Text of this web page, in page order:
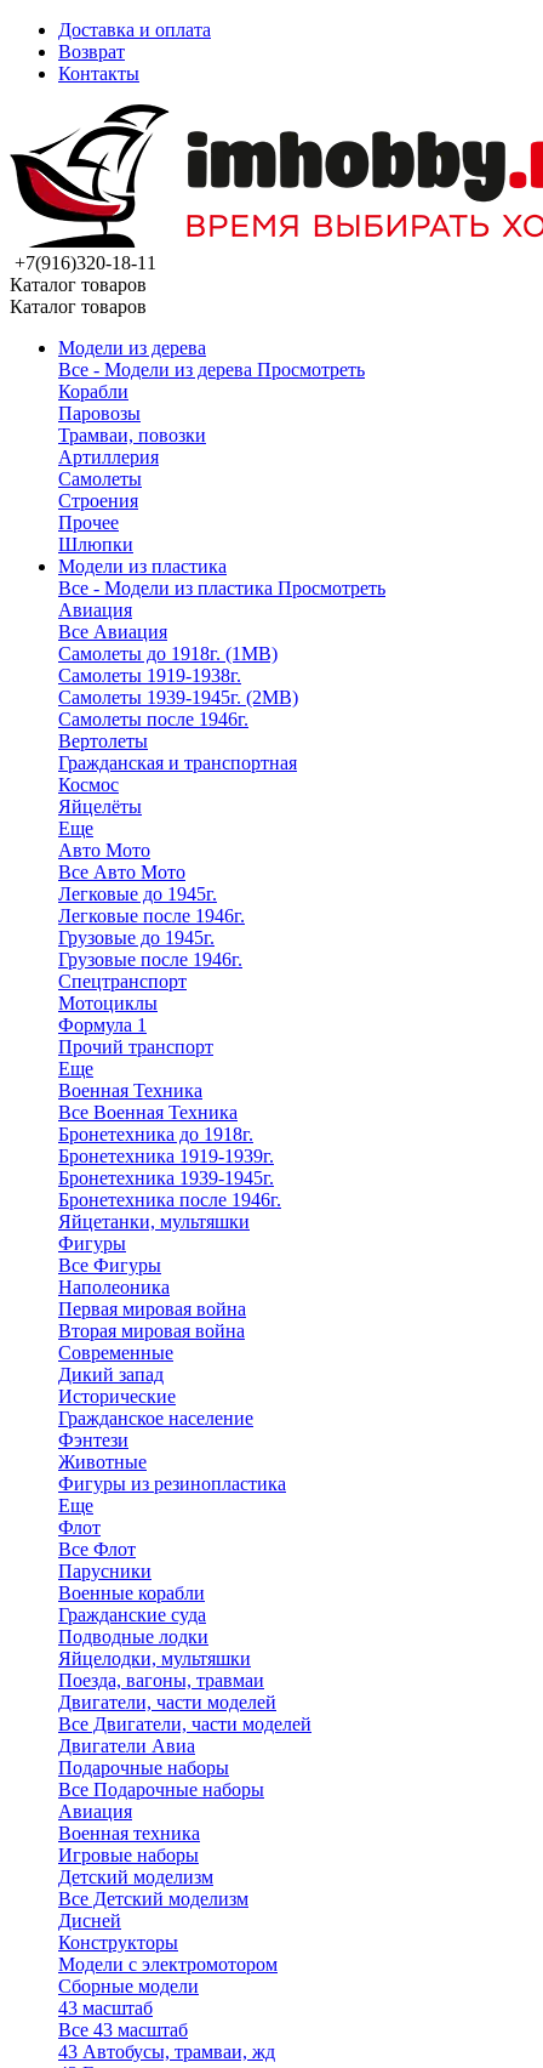
Доставка и оплата
Возврат
Контакты
+7(916)320-18-11
Каталог товаров
Каталог товаров
Модели из дерева
Все - Модели из дерева Просмотреть
Корабли
Паровозы
Трамваи, повозки
Артиллерия
Самолеты
Строения
Прочее
Шлюпки
Модели из пластика
Все - Модели из пластика Просмотреть
Авиация
Все Авиация
Самолеты до 1918г. (1МВ)
Самолеты 1919-1938г.
Самолеты 1939-1945г. (2МВ)
Самолеты после 1946г.
Вертолеты
Гражданская и транспортная
Космос
Яйцелёты
Еще
Авто Мото
Все Авто Мото
Легковые до 1945г.
Легковые после 1946г.
Грузовые до 1945г.
Грузовые после 1946г.
Спецтранспорт
Мотоциклы
Формула 1
Прочий транспорт
Еще
Военная Техника
Все Военная Техника
Бронетехника до 1918г.
Бронетехника 1919-1939г.
Бронетехника 1939-1945г.
Бронетехника после 1946г.
Яйцетанки, мультяшки
Фигуры
Все Фигуры
Наполеоника
Первая мировая война
Вторая мировая война
Современные
Дикий запад
Исторические
Гражданское население
Фэнтези
Животные
Фигуры из резинопластика
Еще
Флот
Все Флот
Парусники
Военные корабли
Гражданские суда
Подводные лодки
Яйцелодки, мультяшки
Поезда, вагоны, травмаи
Двигатели, части моделей
Все Двигатели, части моделей
Двигатели Авиа
Подарочные наборы
Все Подарочные наборы
Авиация
Военная техника
Игровые наборы
Детский моделизм
Все Детский моделизм
Дисней
Конструкторы
Модели с электромотором
Сборные модели
43 масштаб
Все 43 масштаб
43 Автобусы, трамваи, жд